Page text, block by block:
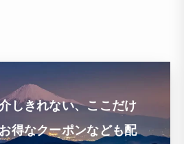
しきれない、ここだけ
得なクーポンなども配